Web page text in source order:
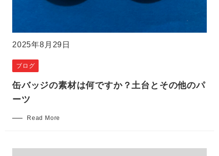
2025年8月29日
ブログ
缶バッジの素材は何ですか？土台とその他のパ
ーツ
Read More